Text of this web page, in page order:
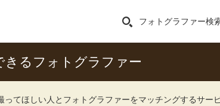
フォトグラファー検
きるフォトグラファー
てほしい人とフォトグラファーをマッチングするサービ